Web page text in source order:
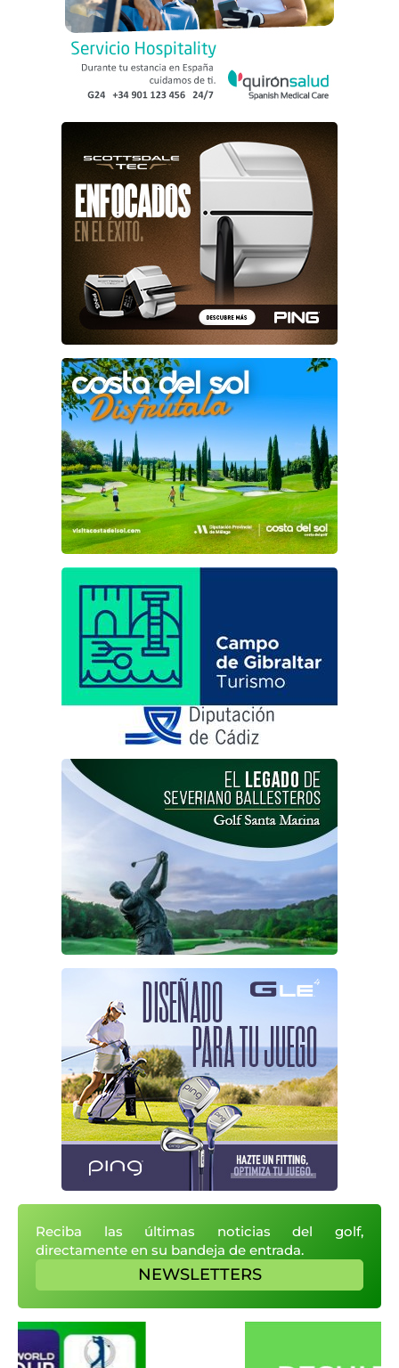
Reciba las últimas noticias del golf,
directamente en su bandeja de entrada.
NEWSLETTERS